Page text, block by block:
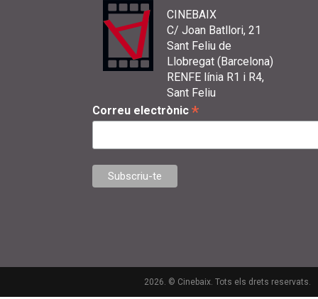
CINEBAIX
C/ Joan Batllori, 21
Sant Feliu de
Llobregat (Barcelona)
RENFE línia R1 i R4,
Sant Feliu
Correu electrònic *
2026. © Cinebaix. Tots els drets reservats.